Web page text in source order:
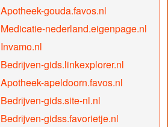
Apotheek-gouda.favos.nl
Medicatie-nederland.eigenpage.nl
Invamo.nl
Bedrijven-gids.linkexplorer.nl
Apotheek-apeldoorn.favos.nl
Bedrijven-gids.site-nl.nl
Bedrijven-gidss.favorietje.nl